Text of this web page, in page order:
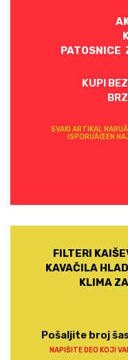
PATOSNICE
KUPI
SVAKI ARTIKAL
ISPORUÄŒEN
FILTERI
KAVAČILA
KLIMA
Pošaljite broj
NAPIŠITE DEO KOJI